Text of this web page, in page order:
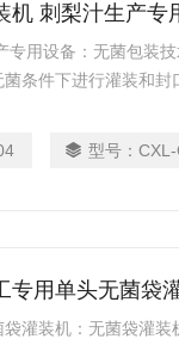
机 刺梨汁生产专
专用设备：无菌包装
条件下进行灌装和
型号：
专用单头无菌袋
灌装机：无菌袋灌装